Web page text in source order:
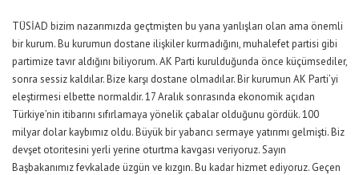
TÜSİAD bizim nazarımızda geçtmişten bu yana yanlışları olan ama önemli
bir kurum. Bu kurumun dostane ilişkiler kurmadığını, muhalefet partisi gibi
partimize tavır aldığını biliyorum. AK Parti kurulduğunda önce küçümsediler,
sonra sessiz kaldılar. Bize karşı dostane olmadılar. Bir kurumun AK Parti’yi
eleştirmesi elbette normaldir. 17 Aralık sonrasında ekonomik açıdan
Türkiye’nin itibarını sıfırlamaya yönelik çabalar olduğunu gördük. 100
milyar dolar kaybımız oldu. Büyük bir yabancı sermaye yatırımı gelmişti. Biz
devşet otoritesini yerli yerine oturtma kavgası veriyoruz. Sayın
Başbakanımız fevkalade üzgün ve kızgın. Bu kadar hizmet ediyoruz. Geçen